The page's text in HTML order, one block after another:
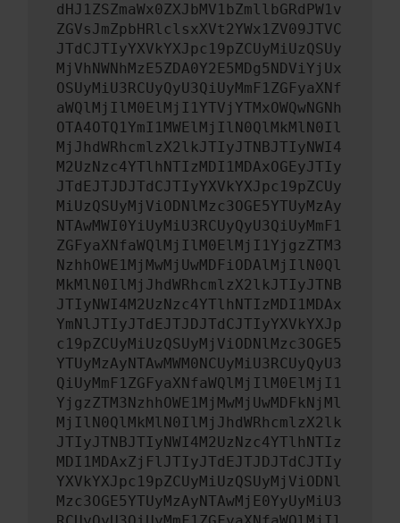
dHJ1ZSZmaWx0ZXJbMV1bZmllbGRdPW1v
ZGVsJmZpbHRlclsxXVt2YWx1ZV09JTVC
JTdCJTIyYXVkYXJpc19pZCUyMiUzQSUy
MjVhNWNhMzE5ZDA0Y2E5MDg5NDViYjUx
OSUyMiU3RCUyQyU3QiUyMmF1ZGFyaXNf
aWQlMjIlM0ElMjI1YTVjYTMxOWQwNGNh
OTA4OTQ1YmI1MWElMjIlN0QlMkMlN0Il
MjJhdWRhcmlzX2lkJTIyJTNBJTIyNWI4
M2UzNzc4YTlhNTIzMDI1MDAxOGEyJTIy
JTdEJTJDJTdCJTIyYXVkYXJpc19pZCUy
MiUzQSUyMjViODNlMzc3OGE5YTUyMzAy
NTAwMWI0YiUyMiU3RCUyQyU3QiUyMmF1
ZGFyaXNfaWQlMjIlM0ElMjI1YjgzZTM3
NzhhOWE1MjMwMjUwMDFiODAlMjIlN0Ql
MkMlN0IlMjJhdWRhcmlzX2lkJTIyJTNB
JTIyNWI4M2UzNzc4YTlhNTIzMDI1MDAx
YmNlJTIyJTdEJTJDJTdCJTIyYXVkYXJp
c19pZCUyMiUzQSUyMjViODNlMzc3OGE5
YTUyMzAyNTAwMWM0NCUyMiU3RCUyQyU3
QiUyMmF1ZGFyaXNfaWQlMjIlM0ElMjI1
YjgzZTM3NzhhOWE1MjMwMjUwMDFkNjMl
MjIlN0QlMkMlN0IlMjJhdWRhcmlzX2lk
JTIyJTNBJTIyNWI4M2UzNzc4YTlhNTIz
MDI1MDAxZjFlJTIyJTdEJTJDJTdCJTIy
YXVkYXJpc19pZCUyMiUzQSUyMjViODNl
Mzc3OGE5YTUyMzAyNTAwMjE0YyUyMiU3